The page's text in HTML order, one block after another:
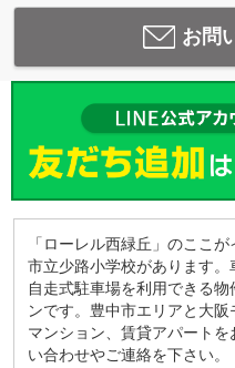
お問
「ローレル西緑丘」のここ
市立少路小学校があります。
自走式駐車場を利用できる
ンです。豊中市エリアと大
マンション、賃貸アパート
い合わせやご連絡を下さい。